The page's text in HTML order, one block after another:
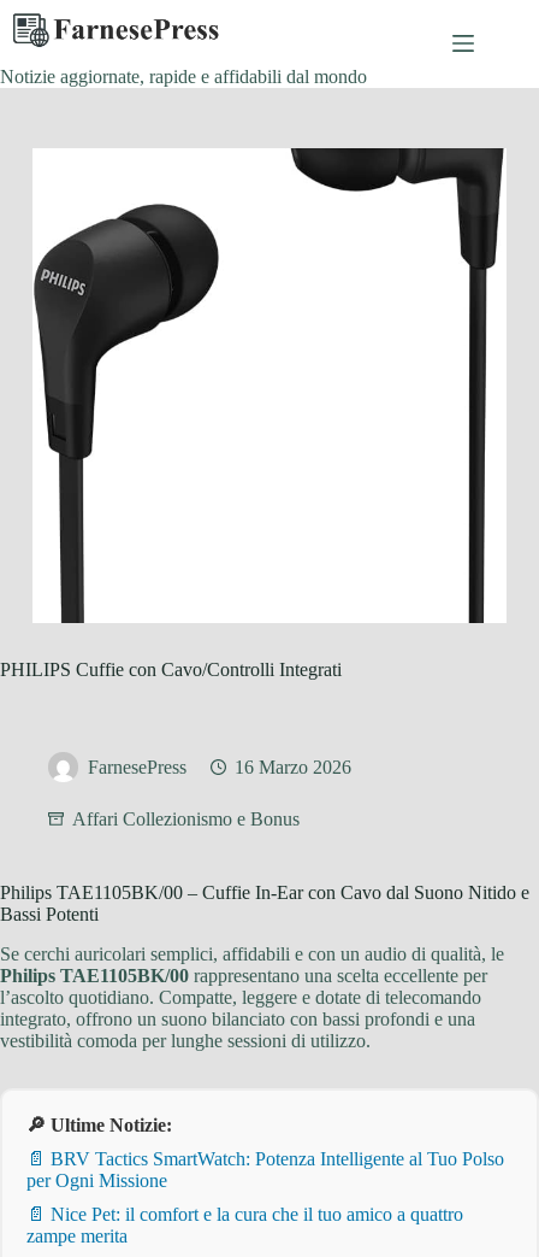
Salta
contenuto
Notizie aggiornate, rapide e affidabili dal mondo
PHILIPS Cuffie con Cavo/Controlli Integrati
FarnesePress 16 Marzo 2026
Affari Collezionismo e Bonus
Philips TAE1105BK/00 – Cuffie In-Ear con Cavo dal Suono Nitido e
Bassi Potenti
Se cerchi auricolari semplici, affidabili e con un audio di qualità, le
Philips TAE1105BK/00 rappresentano una scelta eccellente per
l’ascolto quotidiano. Compatte, leggere e dotate di telecomando
integrato, offrono un suono bilanciato con bassi profondi e una
vestibilità comoda per lunghe sessioni di utilizzo.
🔎 Ultime Notizie:
📄 BRV Tactics SmartWatch: Potenza Intelligente al Tuo Polso
per Ogni Missione
📄 Nice Pet: il comfort e la cura che il tuo amico a quattro
zampe merita